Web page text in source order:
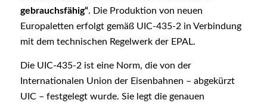
gebrauchsfähig“. Die Produktion von neuen
Europaletten erfolgt gemäß UIC-435-2 in Verbindung
mit dem technischen Regelwerk der EPAL.
Die UIC-435-2 ist eine Norm, die von der
Internationalen Union der Eisenbahnen – abgekürzt
UIC – festgelegt wurde. Sie legt die genauen